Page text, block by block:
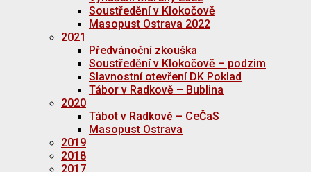
Soustředění v Klokočově
Masopust Ostrava 2022
2021
Předvánoční zkouška
Soustředění v Klokočově – podzim
Slavnostní otevření DK Poklad
Tábor v Radkově – Bublina
2020
Tábot v Radkově – CeČaS
Masopust Ostrava
2019
2018
2017